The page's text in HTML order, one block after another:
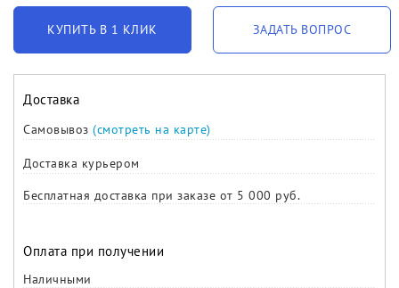
КУПИТЬ В 1 КЛИК ЗАДАТЬ ВОПРОС
Доставка
Самовывоз (смотреть на карте)
Доставка курьером
Бесплатная доставка при заказе от 5 000 руб.
Оплата при получении
Наличными